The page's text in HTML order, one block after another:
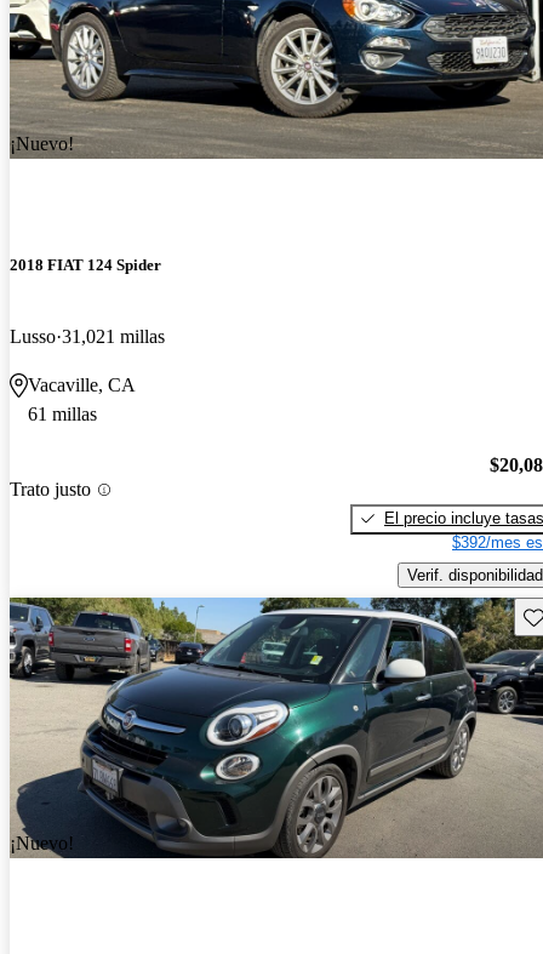
¡Nuevo!
2018 FIAT 124 Spider
Lusso 31,021 millas
Vacaville, CA
61 millas
Trato justo
El precio incluye tasas
$392/mes
Verif. disponibilidad
¡Nuevo!